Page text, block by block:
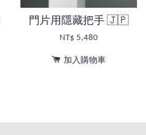
門片用隱藏把手 🇯🇵
NT$ 5,480
加入購物車